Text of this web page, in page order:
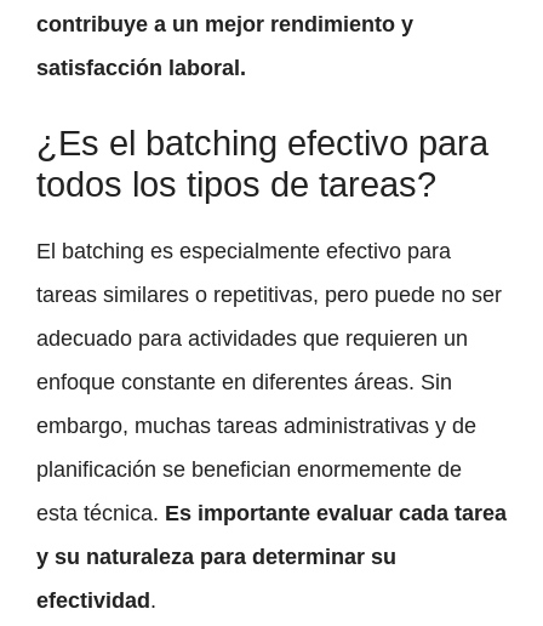
contribuye a un mejor rendimiento y
satisfacción laboral.
¿Es el batching efectivo para
todos los tipos de tareas?
El batching es especialmente efectivo para
tareas similares o repetitivas, pero puede no ser
adecuado para actividades que requieren un
enfoque constante en diferentes áreas. Sin
embargo, muchas tareas administrativas y de
planificación se benefician enormemente de
esta técnica. Es importante evaluar cada tarea
y su naturaleza para determinar su
efectividad .